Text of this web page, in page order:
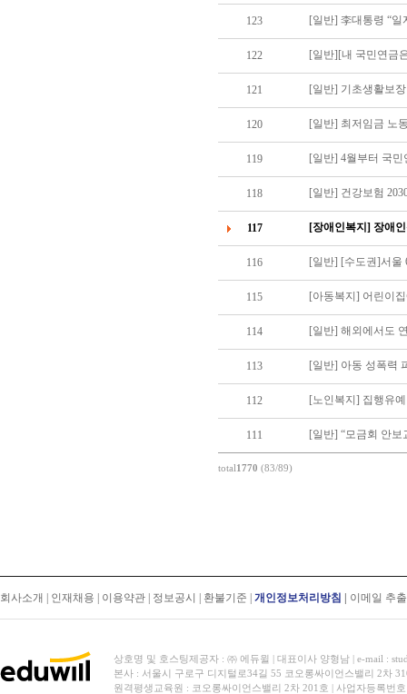
123 [일반] 李대통령 “
122 [일반][내 국민연금
121 [일반] 기초생활보
120 [일반] 최저임금 노
119 [일반] 4월부터 국민
118 [일반] 건강보험
117 [장애인복지] 장애
116 [일반] [수도권]서울
115 [아동복지] 어린이
114 [일반] 해외에서도
113 [일반] 아동 성폭력
112 [노인복지] 집행유
111 [일반] “모금회 안
total1770 (83/89)
회사소개 인재채용 이용약관 정보공시 환불기준 개인정보처리방침 이메일 추
상호명 및 호스팅제공자 : ㈜ 에듀윌 | 대표이사 양형남 | e-mail :
본사 : 서울시 구로구 디지털로34길 55 코오롱싸이언스밸리 2차
원격평생교육원 : 코오롱싸이언스밸리 2차 201호 | 사업자등록번